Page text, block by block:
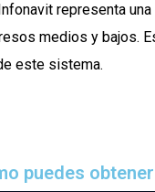
representa
medios y bajos.
este sistema.
puedes